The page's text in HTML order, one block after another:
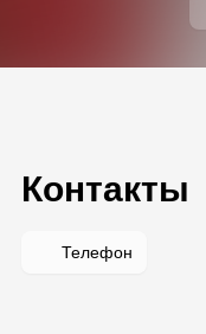
Контакты
Телефон